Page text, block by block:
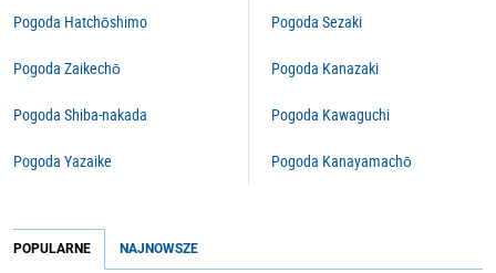
Pogoda Hatchōshimo
Pogoda Zaikechō
Pogoda Shiba-nakada
Pogoda Yazaike
Pogoda Sezaki
Pogoda Kanazaki
Pogoda Kawaguchi
Pogoda Kanayamachō
POPULARNE NAJNOWSZE